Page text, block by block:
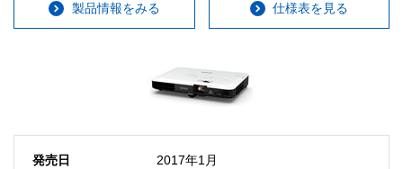
製品情報をみる 仕様表を見る
発売日 2017年1月